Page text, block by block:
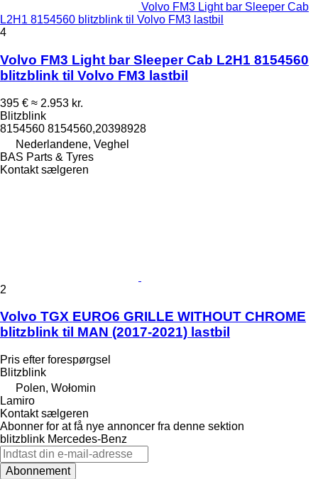
Volvo FM3 Light bar Sleeper Cab
L2H1 8154560 blitzblink til Volvo FM3 lastbil
4
Volvo FM3 Light bar Sleeper Cab L2H1 8154560
blitzblink til Volvo FM3 lastbil
395 € ≈ 2.953 kr.
Blitzblink
8154560 8154560,20398928
Nederlandene, Veghel
BAS Parts & Tyres
Kontakt sælgeren
2
Volvo TGX EURO6 GRILLE WITHOUT CHROME
blitzblink til MAN (2017-2021) lastbil
Pris efter forespørgsel
Blitzblink
Polen, Wołomin
Lamiro
Kontakt sælgeren
Abonner for at få nye annoncer fra denne sektion
blitzblink Mercedes-Benz
Abonnement